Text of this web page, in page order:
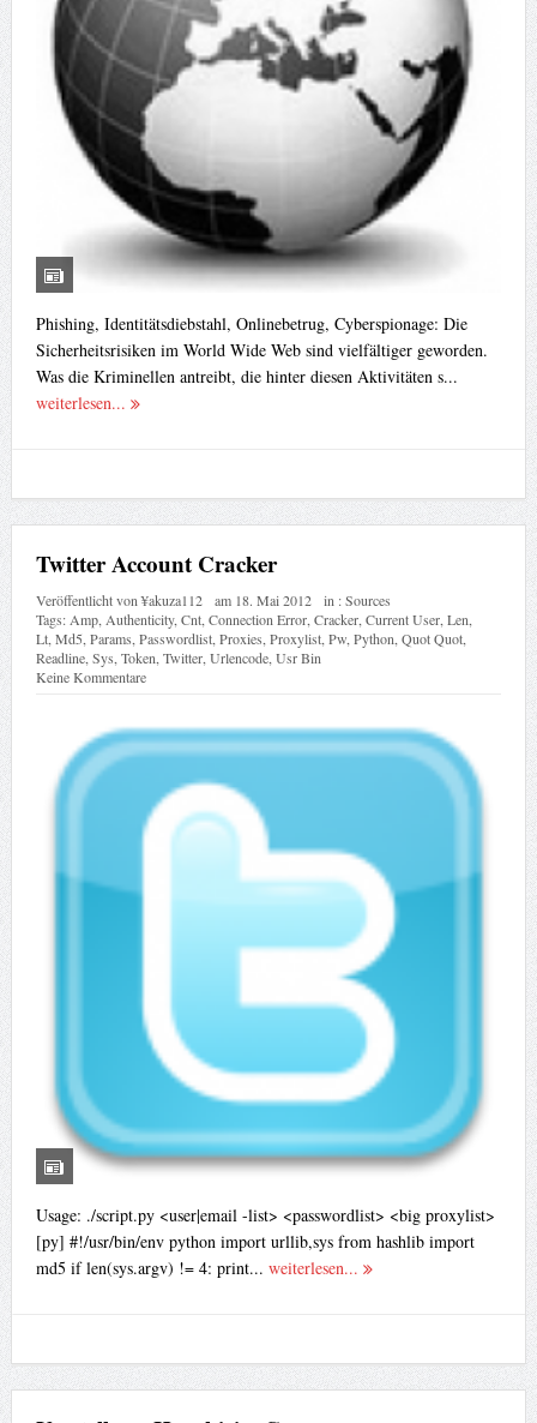
Phishing, Identitätsdiebstahl, Onlinebetrug, Cyberspionage: Die
Sicherheitsrisiken im World Wide Web sind vielfältiger geworden.
Was die Kriminellen antreibt, die hinter diesen Aktivitäten s...
weiterlesen...
Twitter Account Cracker
Veröffentlicht von¥akuza112 am 18. Mai 2012 in :Sources
Tags: Amp, Authenticity, Cnt, Connection Error, Cracker, Current User, Len
Lt, Md5 Params Passwordlist, Proxies Proxylist, Pw, Python Quot Quot,
Readline, Sys Token Twitter, Urlencode, Usr Bin
Keine Kommentare
Usage: ./script.py <user|email -list> <passwordlist> <big proxylist>
[py] #!/usr/bin/env python import urllib,sys from hashlib import
md5 if len(sys.argv) != 4: print... weiterlesen...